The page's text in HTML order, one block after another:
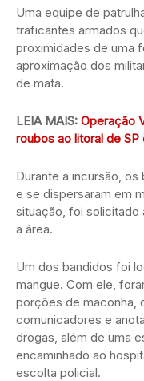
Uma equipe de
traficantes armados
proximidades de uma
aproximação dos
de mata.
LEIA MAIS: Operação
roubos ao litoral de
Durante a incursão,
e se dispersaram em
situação, foi solicitado
a área.
Um dos bandidos foi
mangue. Com ele,
porções de maconha,
comunicadores e
drogas, além de uma
encaminhado ao
escolta policial.